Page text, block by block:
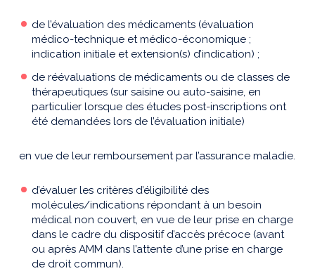
de l’évaluation des médicaments (évaluation
médico-technique et médico-économique ;
indication initiale et extension(s) d’indication) ;
de réévaluations de médicaments ou de classes de
thérapeutiques (sur saisine ou auto-saisine, en
particulier lorsque des études post-inscriptions ont
été demandées lors de l’évaluation initiale)
en vue de leur remboursement par l’assurance maladie.
d’évaluer les critères d’éligibilité des
molécules/indications répondant à un besoin
médical non couvert, en vue de leur prise en charge
dans le cadre du dispositif d’accès précoce (avant
ou après AMM dans l’attente d’une prise en charge
de droit commun).